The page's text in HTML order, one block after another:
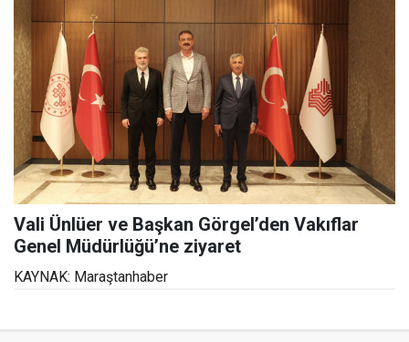
Vali Ünlüer ve Başkan Görgel’den Vakıflar
Genel Müdürlüğü’ne ziyaret
KAYNAK: Maraştanhaber